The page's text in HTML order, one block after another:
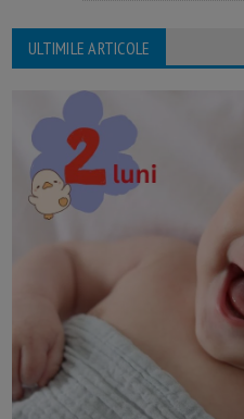
ULTIMILE ARTICOLE